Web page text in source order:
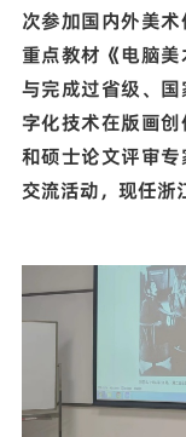
次参加国内外美
重点教材《电脑
与完成过省级、
字化技术在版画
和硕士论文评审
交流活动，现任浙